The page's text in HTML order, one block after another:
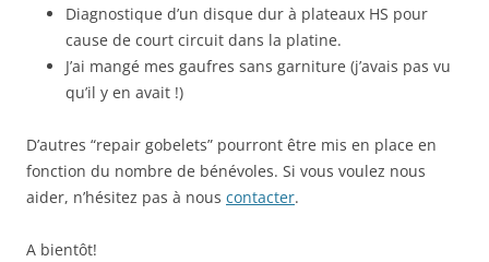
Diagnostique d’un disque dur à plateaux HS pour
cause de court circuit dans la platine.
J’ai mangé mes gaufres sans garniture (j’avais pas vu
qu’il y en avait !)
D’autres “repair gobelets” pourront être mis en place en
fonction du nombre de bénévoles. Si vous voulez nous
aider, n’hésitez pas à nous contacter.
A bientôt!